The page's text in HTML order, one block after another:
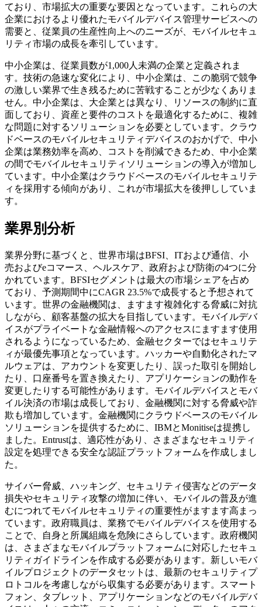
ており、市場拡大の重要な要因となっています。これらの大
企業におけるより優れたモバイルデバイス管理サービスへの
需要と、従業員の生産性向上へのニーズが、モバイルセキュ
リティ市場の成長を牽引しています。
中小企業は、従業員数が1,000人未満の企業と定義されま
す。技術の急速な変化により、中小企業は、この脆弱で競争
の激しい業界で生き残るために苦戦することが少なくありま
せん。中小企業は、大企業とは異なり、リソースの制約に直
面しており、資産と要件のコストを最適化するために、複雑
な問題に対するソリューションを必要としています。クラウ
ドベースのモバイルセキュリティデバイスのおかげで、中小
企業は業務効率を高め、コストを削減できるため、中小企業
の間でモバイルセキュリティソリューションの導入が増加し
ています。中小企業はクラウドベースのモバイルセキュリテ
ィを採用する傾向があり、これが市場拡大を後押ししていま
す。
業界別分析
業界分野に基づくと、世界市場はBFSI、ITおよび通信、小
売およびeコマース、ヘルスケア、政府および防衛の4つに分
かれています。BFSIセグメントは最大の市場シェアを占め
ており、予測期間中にCAGR 23.5%で成長すると予想されて
います。世界の金融機関は、ますます複雑化する脅威に対抗
しながら、顧客基盤の拡大を目指しています。モバイルデバ
イスがプライベートな金融情報へのアクセスにますます使用
されるようになっているため、金融セクターではセキュリテ
ィが最優先事項となっています。ハッカーや自動化されたマ
ルウェアは、アカウントを変更したり、誤った取引を開始し
たり、口座番号を置き換えたり、アプリケーションの動作を
変更したりする可能性があります。モバイルデバイスとモバ
イル決済の市場は成長しており、金融機関に対する脅威や詐
欺も増加しています。金融機関にクラウドベースのモバイル
ソリューションを提供するために、IBMとMonitiseは提携し
ました。Entrustは、適応性があり、さまざまなセキュリティ
設定を処理できる安全な認証プラットフォームを作成しまし
た。
サイバー脅威、ハッキング、セキュリティ侵害などのデータ
損失やセキュリティ攻撃の増加に伴い、モバイルの普及が進
むにつれてモバイルセキュリティの重要性がますます高まっ
ています。政府職員は、業務でモバイルデバイスを使用する
ことで、自身と所属組織を危険にさらしています。政府機関
は、さまざまなモバイルプラットフォームに対応したセキュ
リティガイドラインを作成する必要があります。新しいモバ
イルプロジェクトのデータセットは、最新のセキュリティプ
ロトコルを考慮しながら収集する必要があります。スマート
フォン、タブレット、アプリケーションなどのモバイルデバ